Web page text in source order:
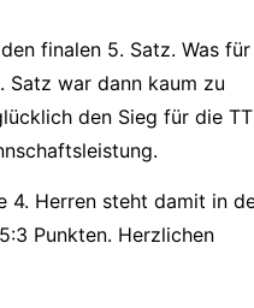
finalen 5. Satz. Was
Satz war dann kaum zu
den Sieg für die
4. Herren steht damit in
Punkten. Herzlichen